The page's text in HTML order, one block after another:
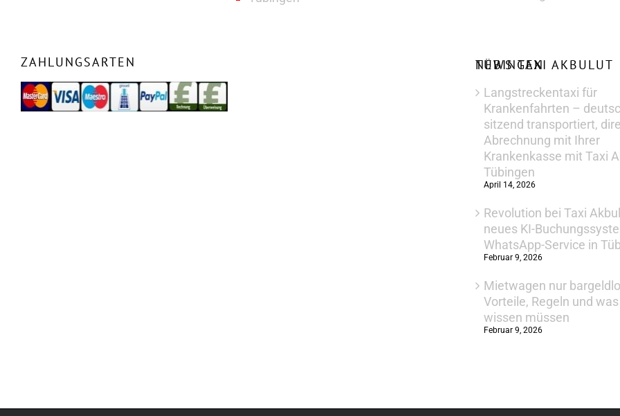
ZAHLUNGSARTEN NEWS TAXI AKBULUT TÜBINGEN
Langstreckentaxi für
Krankenfahrten –
sitzend transportiert,
Abrechnung mit Ihrer
Krankenkasse mit Taxi
Tübingen
April 14, 2026
Revolution bei Taxi
neues KI-
WhatsApp-Service in
Februar 9, 2026
Mietwagen nur
Vorteile, Regeln und
wissen müssen
Februar 9, 2026